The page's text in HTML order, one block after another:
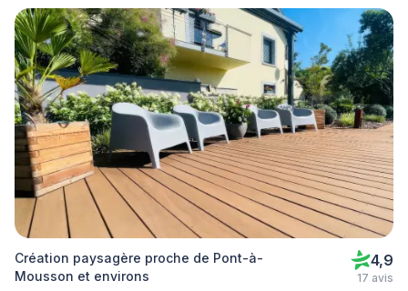
Création paysagère proche de Pont-à-
Mousson et environs
4,9
17 avis